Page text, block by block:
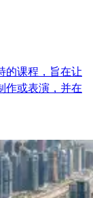
的课程，旨在让
作或表演，并在